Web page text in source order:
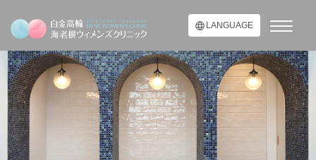
LANGUAGE